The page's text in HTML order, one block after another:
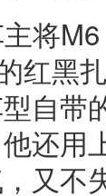
将
红黑
自带
还用
又不